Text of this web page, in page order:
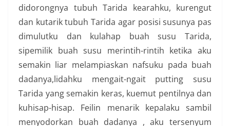
didorongnya tubuh Tarida kearahku, kurengut
dan kutarik tubuh Tarida agar posisi susunya pas
dimulutku dan kulahap buah susu Tarida,
sipemilik buah susu merintih-rintih ketika aku
semakin liar melampiaskan nafsuku pada buah
dadanya,lidahku mengait-ngait putting susu
Tarida yang semakin keras, kuemut pentilnya dan
kuhisap-hisap. Feilin menarik kepalaku sambil
menyodorkan buah dadanya , aku tersenyum